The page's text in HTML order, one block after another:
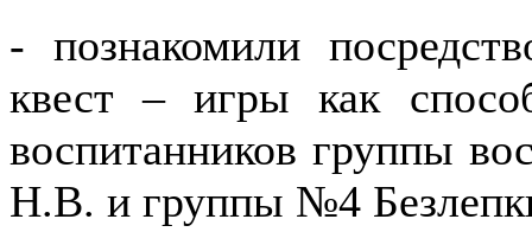
- познакомили
квест – игры как
воспитанников группы
Н.В. и группы №4